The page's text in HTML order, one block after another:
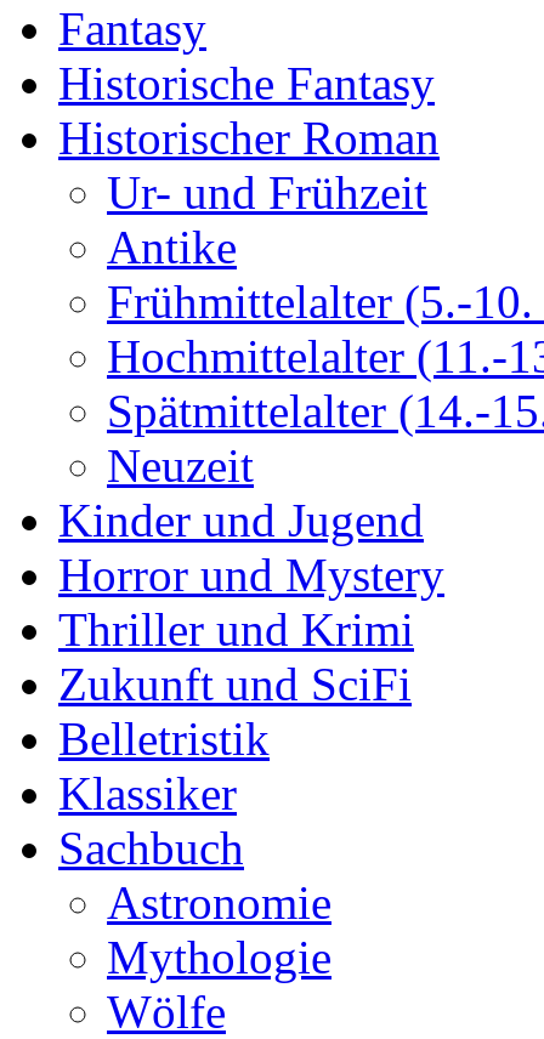
Fantasy
Historische Fantasy
Historischer Roman
Ur- und Frühzeit
Antike
Frühmittelalter (5.-10.
Hochmittelalter (11.-
Spätmittelalter (14.-
Neuzeit
Kinder und Jugend
Horror und Mystery
Thriller und Krimi
Zukunft und SciFi
Belletristik
Klassiker
Sachbuch
Astronomie
Mythologie
Wölfe